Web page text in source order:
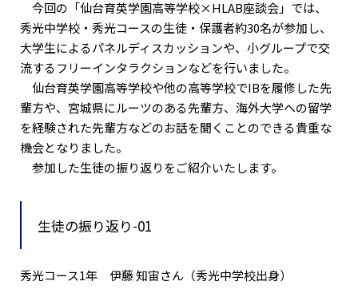
今回の「仙台育英学園高等学校×HLAB座談会」では、
秀光中学校・秀光コースの生徒・保護者約30名が参加し、
大学生によるパネルディスカッションや、小グループで交
流するフリーインタラクションなどを行いました。
仙台育英学園高等学校や他の高等学校でIBを履修した先
輩方や、宮城県にルーツのある先輩方、海外大学への留学
を経験された先輩方などのお話を聞くことのできる貴重な
機会となりました。
参加した生徒の振り返りをご紹介いたします。
生徒の振り返り-01
秀光コース1年 伊藤 知宙さん（秀光中学校出身）